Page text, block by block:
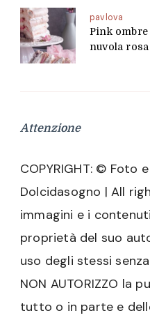
pavlova
Pink ombre
nuvola rosa
Attenzione
COPYRIGHT: © Foto
Dolcidasogno | All
immagini e i
proprietà del suo
uso degli stessi
NON AUTORIZZO la
tutto o in parte e